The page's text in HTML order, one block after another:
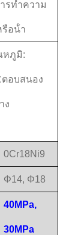
รทําความ
รือน้ํา
หภูมิ:
ตอบสนอง
ง
0Cr18Ni9
Φ14, Φ18
40MPa,
30MPa